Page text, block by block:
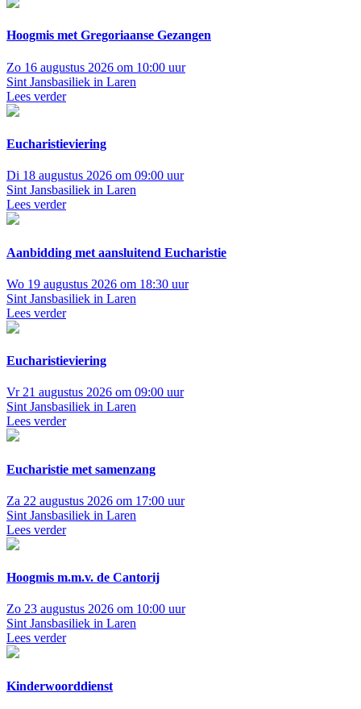
Hoogmis met Gregoriaanse Gezangen
Zo 16 augustus 2026 om 10:00 uur
Sint Jansbasiliek in Laren
Lees verder
Eucharistieviering
Di 18 augustus 2026 om 09:00 uur
Sint Jansbasiliek in Laren
Lees verder
Aanbidding met aansluitend Eucharistie
Wo 19 augustus 2026 om 18:30 uur
Sint Jansbasiliek in Laren
Lees verder
Eucharistieviering
Vr 21 augustus 2026 om 09:00 uur
Sint Jansbasiliek in Laren
Lees verder
Eucharistie met samenzang
Za 22 augustus 2026 om 17:00 uur
Sint Jansbasiliek in Laren
Lees verder
Hoogmis m.m.v. de Cantorij
Zo 23 augustus 2026 om 10:00 uur
Sint Jansbasiliek in Laren
Lees verder
Kinderwoorddienst